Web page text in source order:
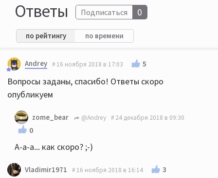
Ответы Подписаться 0
по рейтингу по времени
Andrey 16 ноября 2018 в 17:03 5
Вопросы заданы, спасибо! Ответы скоро
опубликуем
zome_bear @Andrey 24 декабря 2018 в 09:30
0
А-а-а... как скоро? ;-)
Vladimir1971 16 ноября 2018 в 16:14 3